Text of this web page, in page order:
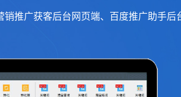
销推广获客后台网页端、百度推广助手后